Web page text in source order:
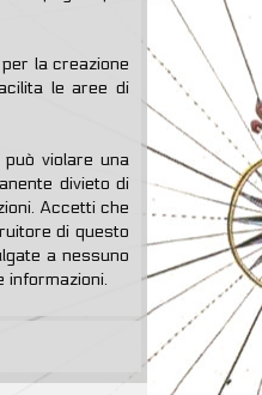
per la creazione
le aree di
violare una
divieto di
Accetti che
di questo
a nessuno
informazioni.